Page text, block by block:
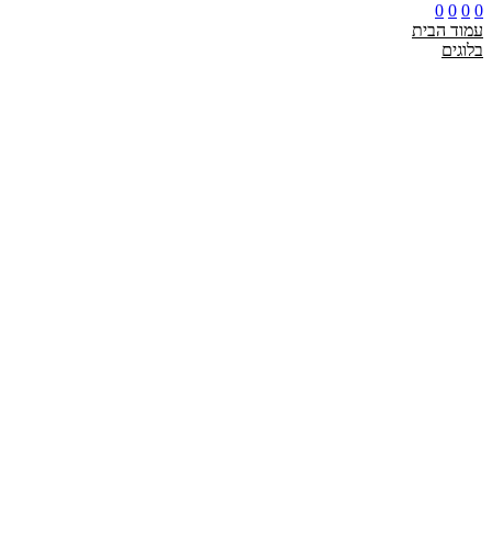
0
0
0
0
עמוד הבית
בלוגים